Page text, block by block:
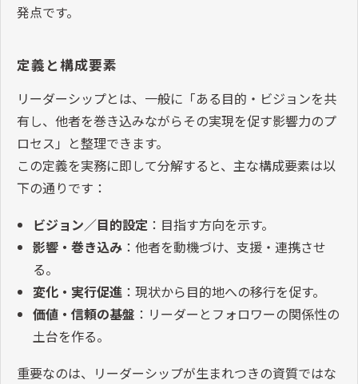
発点です。
定義と構成要素
リーダーシップとは、一般に「ある目的・ビジョンを共
有し、他者を巻き込みながらその実現を促す影響力のプ
ロセス」と整理できます。
この定義を実務に即して分解すると、主な構成要素は以
下の通りです：
ビジョン／目的設定 ：目指す方向を示す。
影響・巻き込み ：他者を動機づけ、支援・連携させ
る。
変化・実行促進 ：現状から目的地への移行を促す。
価値・信頼の基盤 ：リーダーとフォロワーの関係性の
土台を作る。
重要なのは、リーダーシップが生まれつきの資質ではな